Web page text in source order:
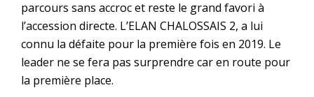
parcours sans accroc et reste le grand favori à
l’accession directe. L’ELAN CHALOSSAIS 2, a lui
connu la défaite pour la première fois en 2019. Le
leader ne se fera pas surprendre car en route pour
la première place.